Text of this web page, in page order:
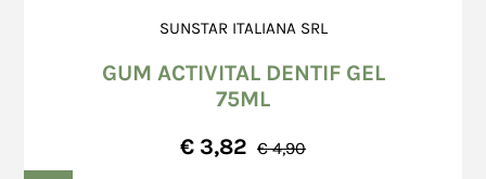
SUNSTAR ITALIANA SRL
GUM ACTIVITAL DENTIF GEL
75ML
€ 3,82 € 4,90